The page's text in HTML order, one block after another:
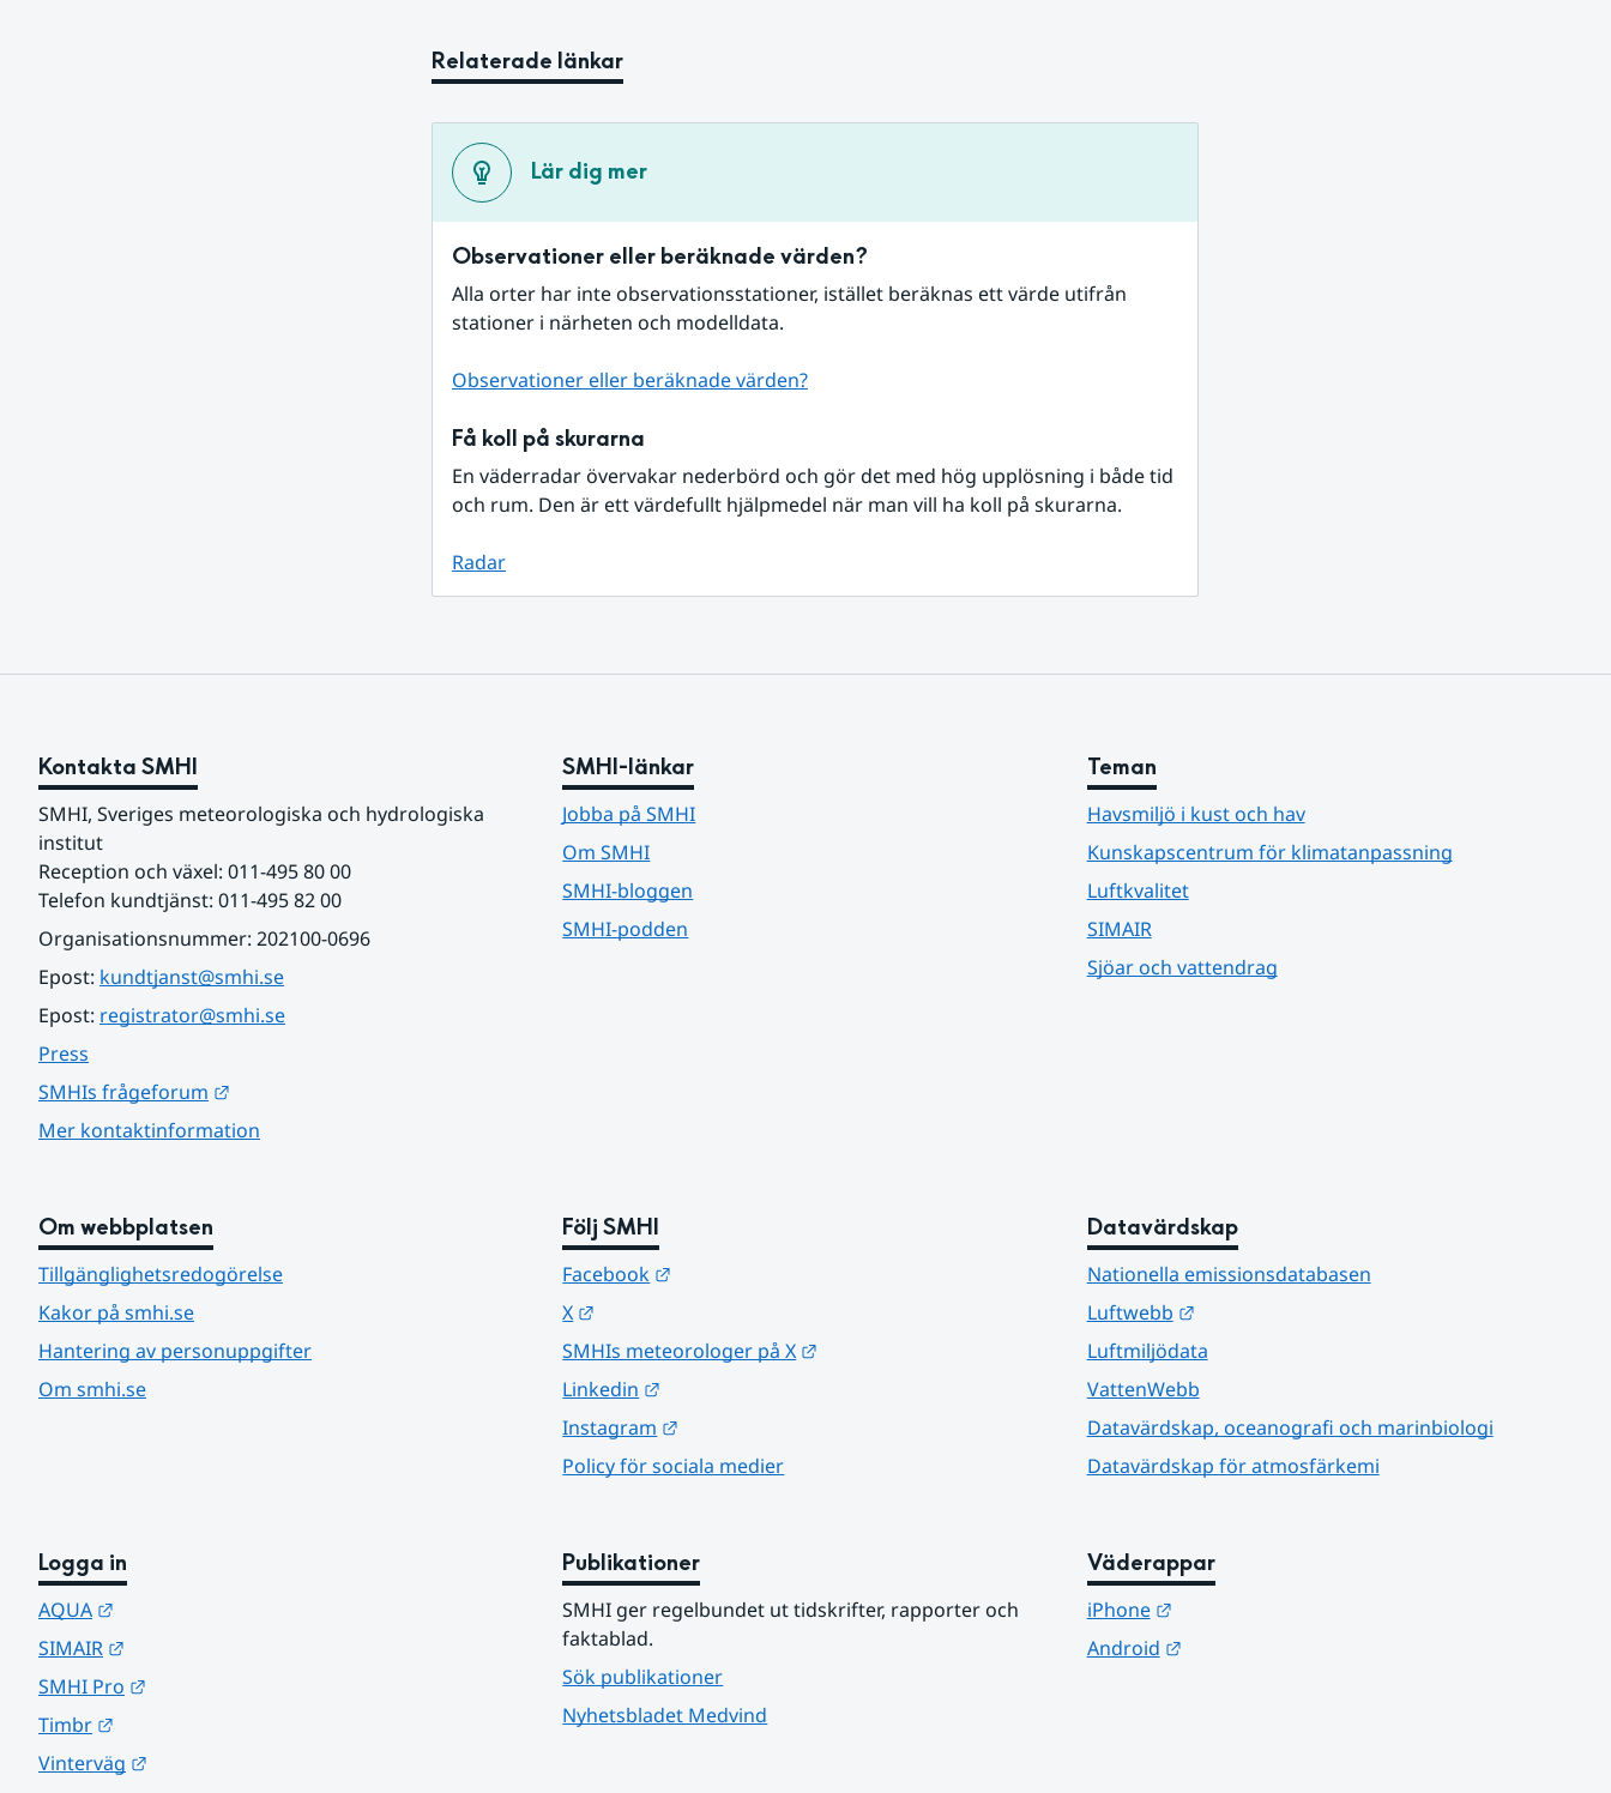
Relaterade länkar
Lär dig mer
Observationer eller beräknade värden?
Alla orter har inte observationsstationer, istället beräknas ett värde utifrån
stationer i närheten och modelldata.
Observationer eller beräknade värden?
Få koll på skurarna
En väderradar övervakar nederbörd och gör det med hög upplösning i både tid
och rum. Den är ett värdefullt hjälpmedel när man vill ha koll på skurarna.
Radar
Kontakta SMHI
SMHI, Sveriges meteorologiska och hydrologiska
institut
Reception och växel: 011-495 80 00
Telefon kundtjänst: 011-495 82 00
Organisationsnummer: 202100-0696
Epost: kundtjanst@smhi.se
Epost: registrator@smhi.se
Press
SMHIs frågeforum
Mer kontaktinformation
SMHI-länkar
Jobba på SMHI
Om SMHI
SMHI-bloggen
SMHI-podden
Teman
Havsmiljö i kust och hav
Kunskapscentrum för klimatanpassning
Luftkvalitet
SIMAIR
Sjöar och vattendrag
Om webbplatsen
Tillgänglighetsredogörelse
Kakor på smhi.se
Hantering av personuppgifter
Om smhi.se
Följ SMHI
Facebook
X
SMHIs meteorologer på X
Linkedin
Instagram
Policy för sociala medier
Datavärdskap
Nationella emissionsdatabasen
Luftwebb
Länk till annan webbplats.
Luftmiljödata
VattenWebb
Datavärdskap, oceanografi och marinbiologi
Datavärdskap för atmosfärkemi
Logga in
AQUA
SIMAIR
SMHI Pro
Timbr
Vinterväg
Publikationer
SMHI ger regelbundet ut tidskrifter, rapporter och
faktablad.
Sök publikationer
Nyhetsbladet Medvind
Väderappar
iPhone
Länk till annan webbplats.
Android
Länk till annan webbplats.